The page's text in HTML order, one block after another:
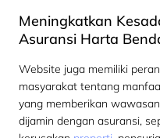
Meningkatkan
Asuransi Harta
Website juga memiliki
masyarakat tentang
yang memberikan
dijamin dengan asuransi,